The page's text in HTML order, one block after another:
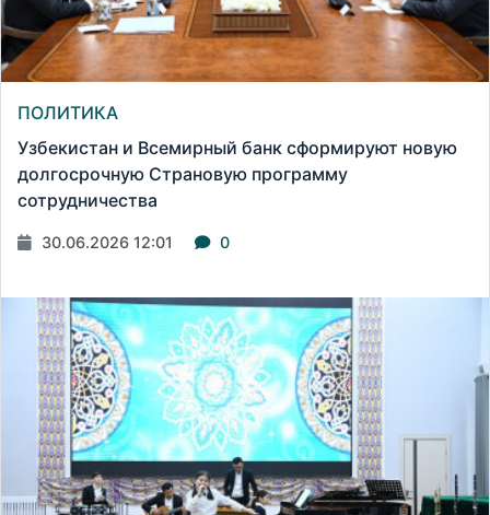
ПОЛИТИКА
Узбекистан и Всемирный банк сформируют новую
долгосрочную Страновую программу
сотрудничества
30.06.2026 12:01 0